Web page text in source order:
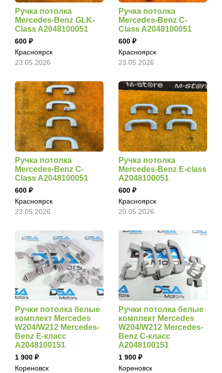
Ручка потолка
Mercedes-Benz GLK-
Class A2048100051
600
Красноярск
23.05.2026
Ручка потолка
Mercedes-Benz C-
Class A2048100051
600
Красноярск
23.05.2026
Ручка потолка
Mercedes-Benz C-
Class A2048100051
600
Красноярск
23.05.2026
Ручка потолка
Mercedes-Benz E-class
A2048100051
600
Красноярск
20.05.2026
Ручки потолка белые
комплект Mercedes
W204/W212 Mercedes-
Benz E-класс
A2048100151
1 900
Кореновск
Ручки потолка белые
комплект Mercedes
W204/W212 Mercedes-
Benz C-класс
A2048100151
1 900
Кореновск